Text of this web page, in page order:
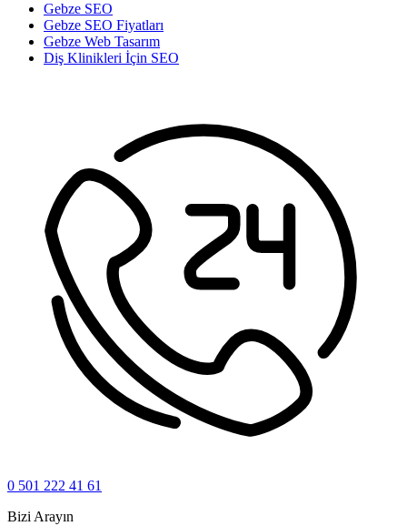
Gebze SEO
Gebze SEO Fiyatları
Gebze Web Tasarım
Diş Klinikleri İçin SEO
0 501 222 41 61
Bizi Arayın